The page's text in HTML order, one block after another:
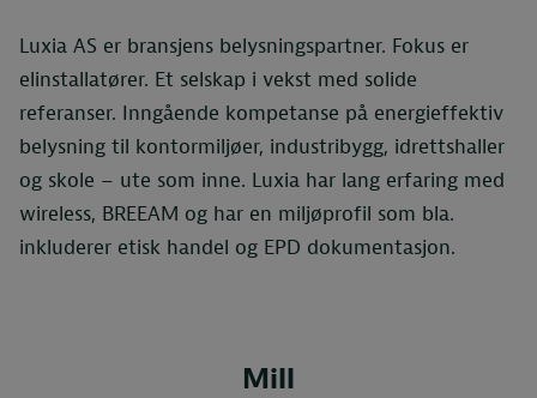
Luxia AS er bransjens belysningspartner. Fokus er
elinstallatører. Et selskap i vekst med solide
referanser. Inngående kompetanse på energieffektiv
belysning til kontormiljøer, industribygg, idrettshaller
og skole – ute som inne. Luxia har lang erfaring med
wireless, BREEAM og har en miljøprofil som bla.
inkluderer etisk handel og EPD dokumentasjon.
Mill